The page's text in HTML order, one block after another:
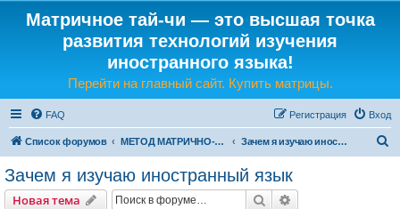
Матричное тай-чи — это высшая точка
развития технологий изучения
иностранного языка!
Перейти на главный сайт. Купить матрицы.
FAQ Вход
Регистрация
Список форумов МЕТОД МАТРИЧНО-ЯЗЫКОВОГО ТАЙ-ЧИ Зачем я изучаю иностранный язык
Зачем я изучаю иностранный язык
Новая тема Поиск